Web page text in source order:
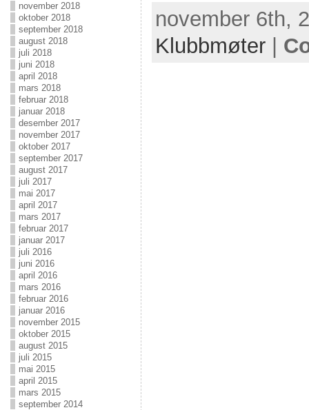
november 2018
oktober 2018
september 2018
august 2018
juli 2018
juni 2018
april 2018
mars 2018
februar 2018
januar 2018
desember 2017
november 2017
oktober 2017
september 2017
august 2017
juli 2017
mai 2017
april 2017
mars 2017
februar 2017
januar 2017
juli 2016
juni 2016
april 2016
mars 2016
februar 2016
januar 2016
november 2015
oktober 2015
august 2015
juli 2015
mai 2015
april 2015
mars 2015
september 2014
november 6th,
Klubbmøter|